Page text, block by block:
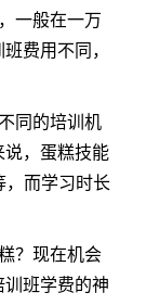
一般在一万
费用不同，
同的培训机
说，蛋糕技能
，而学习时长
？现在机会
班学费的神